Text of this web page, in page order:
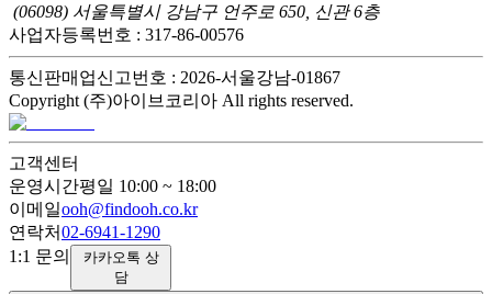
(06098) 서울특별시 강남구 언주로 650, 신관 6층
사업자등록번호 : 317-86-00576
통신판매업신고번호 : 2026-서울강남-01867
Copyright (주)아이브코리아 All rights reserved.
고객센터
운영시간평일 10:00 ~ 18:00
이메일ooh@findooh.co.kr
연락처02-6941-1290
1:1 문의
카카오톡 상
담